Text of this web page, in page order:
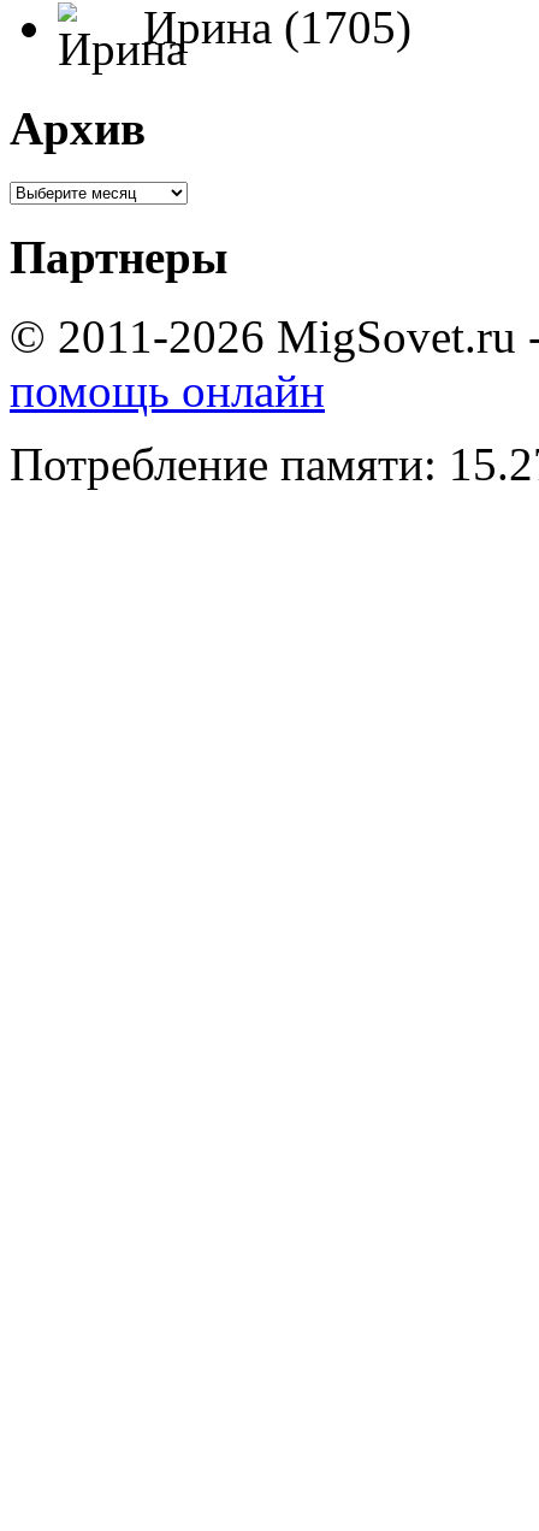
Ирина (1705)
Архив
Партнеры
© 2011-2026 MigSovet.ru
помощь онлайн
Потребление памяти: